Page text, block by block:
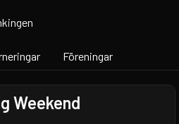
Föreningar
Weekend